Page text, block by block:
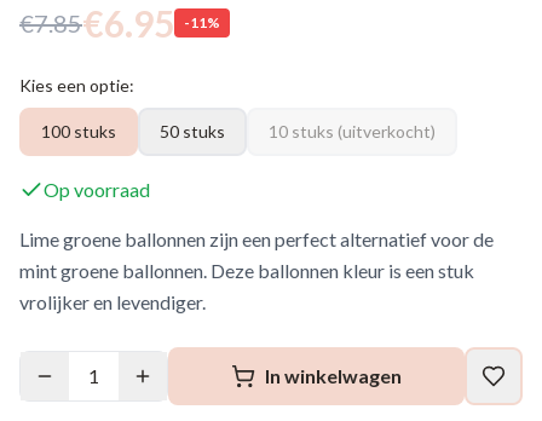
€7.85€6.95 -11%
Kies een optie:
100 stuks 50 stuks 10 stuks (uitverkocht)
Op voorraad
Lime groene ballonnen zijn een perfect alternatief voor de
mint groene ballonnen. Deze ballonnen kleur is een stuk
vrolijker en levendiger.
1 In winkelwagen